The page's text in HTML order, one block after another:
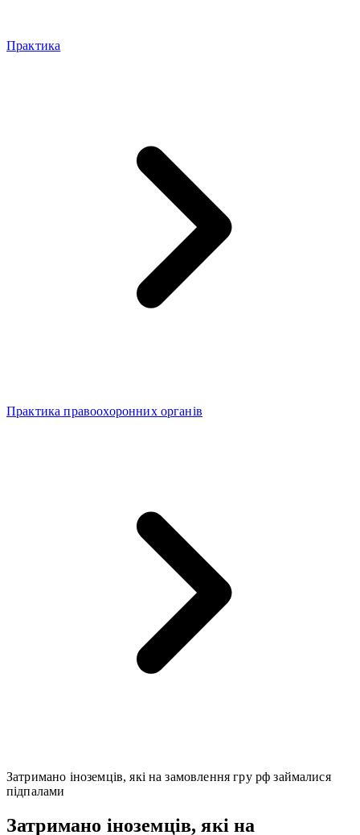
Практика
Практика правоохоронних органів
Затримано іноземців, які на замовлення гру рф займалися
підпалами
Затримано іноземців, які на